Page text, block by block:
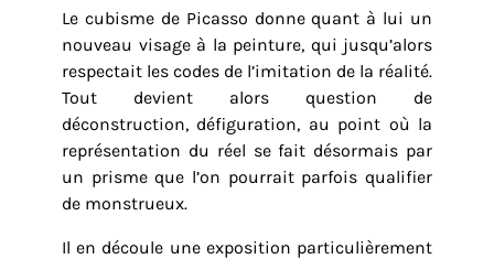
Le cubisme de Picasso donne quant à lui un
nouveau visage à la peinture, qui jusqu’alors
respectait les codes de l’imitation de la réalité.
Tout devient alors question de
déconstruction, défiguration, au point où la
représentation du réel se fait désormais par
un prisme que l’on pourrait parfois qualifier
de monstrueux.
Il en découle une exposition particulièrement